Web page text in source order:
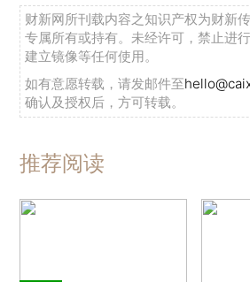
财新网所刊载内容之知识产权为财新
专属所有或持有。未经许可，禁止进
建立镜像等任何使用。
如有意愿转载，请发邮件至
确认及授权后，方可转载。
推荐阅读